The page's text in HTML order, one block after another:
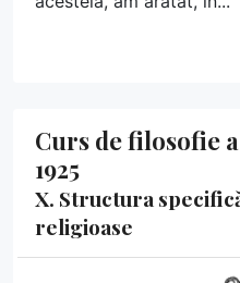
Curs de filosofie
1925
X. Structura
religioase